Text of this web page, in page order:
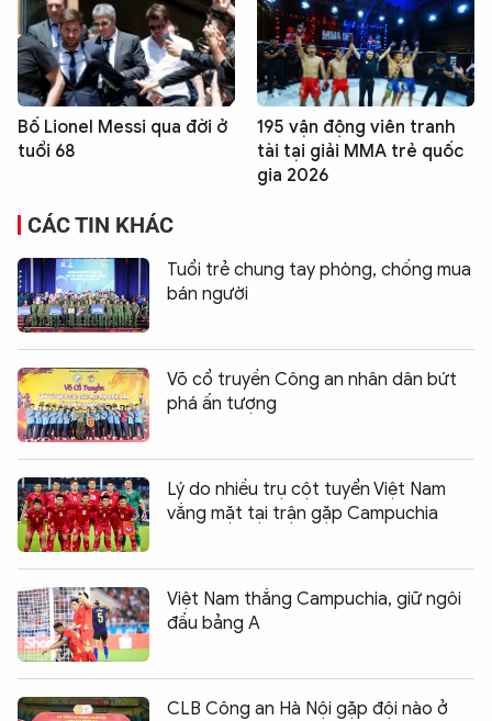
Bố Lionel Messi qua đời ở
tuổi 68
195 vận động viên tranh
tài tại giải MMA trẻ quốc
gia 2026
CÁC TIN KHÁC
Tuổi trẻ chung tay phòng, chống mua
bán người
Võ cổ truyền Công an nhân dân bứt
phá ấn tượng
Lý do nhiều trụ cột tuyển Việt Nam
vắng mặt tại trận gặp Campuchia
Việt Nam thắng Campuchia, giữ ngôi
đầu bảng A
CLB Công an Hà Nội gặp đội nào ở